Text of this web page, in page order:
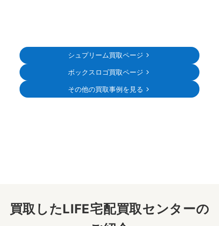
シュプリーム買取ページ
ボックスロゴ買取ページ
その他の買取事例を見る
買取したLIFE宅配買取センターの